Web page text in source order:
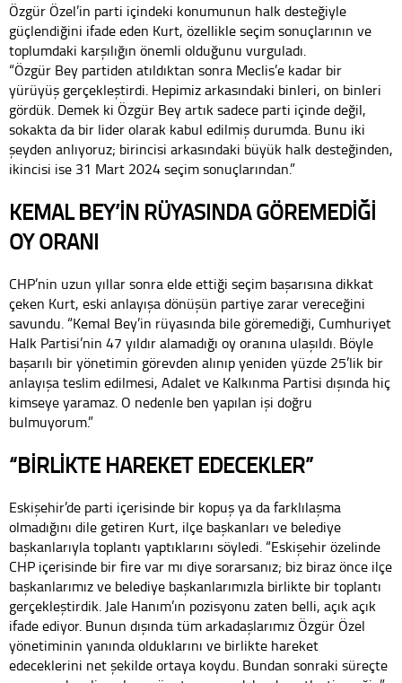
Özgür Özel’in parti içindeki konumunun halk desteğiyle
güçlendiğini ifade eden Kurt, özellikle seçim sonuçlarının ve
toplumdaki karşılığın önemli olduğunu vurguladı.
“Özgür Bey partiden atıldıktan sonra Meclis’e kadar bir
yürüyüş gerçekleştirdi. Hepimiz arkasındaki binleri, on binleri
gördük. Demek ki Özgür Bey artık sadece parti içinde değil,
sokakta da bir lider olarak kabul edilmiş durumda. Bunu iki
şeyden anlıyoruz; birincisi arkasındaki büyük halk desteğinden,
ikincisi ise 31 Mart 2024 seçim sonuçlarından.”
KEMAL BEY’İN RÜYASINDA GÖREMEDİĞİ
OY ORANI
CHP’nin uzun yıllar sonra elde ettiği seçim başarısına dikkat
çeken Kurt, eski anlayışa dönüşün partiye zarar vereceğini
savundu. “Kemal Bey’in rüyasında bile göremediği, Cumhuriyet
Halk Partisi’nin 47 yıldır alamadığı oy oranına ulaşıldı. Böyle
başarılı bir yönetimin görevden alınıp yeniden yüzde 25’lik bir
anlayışa teslim edilmesi, Adalet ve Kalkınma Partisi dışında hiç
kimseye yaramaz. O nedenle ben yapılan işi doğru
bulmuyorum.”
“BİRLİKTE HAREKET EDECEKLER”
Eskişehir’de parti içerisinde bir kopuş ya da farklılaşma
olmadığını dile getiren Kurt, ilçe başkanları ve belediye
başkanlarıyla toplantı yaptıklarını söyledi. “Eskişehir özelinde
CHP içerisinde bir fire var mı diye sorarsanız; biz biraz önce ilçe
başkanlarımız ve belediye başkanlarımızla birlikte bir toplantı
gerçekleştirdik. Jale Hanım’ın pozisyonu zaten belli, açık açık
ifade ediyor. Bunun dışında tüm arkadaşlarımız Özgür Özel
yönetiminin yanında olduklarını ve birlikte hareket
edeceklerini net şekilde ortaya koydu. Bundan sonraki süreçte